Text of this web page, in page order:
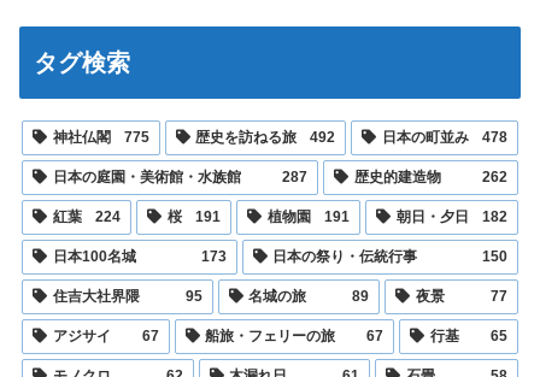
タグ検索
神社仏閣 775 歴史を訪ねる旅 492 日本の町並み 478
日本の庭園・美術館・水族館 287 歴史的建造物 262
紅葉 224 桜 191 植物園 191 朝日・夕日 182
日本100名城 173 日本の祭り・伝統行事 150
住吉大社界隈 95 名城の旅 89 夜景 77
アジサイ 67 船旅・フェリーの旅 67 行基 65